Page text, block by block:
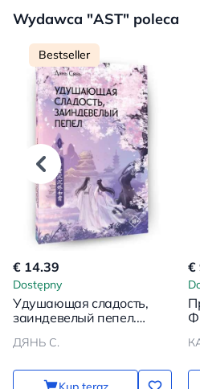
Wydawca "AST" poleca
Bestseller
€ 14.39
Dostępny
Удушающая сладость,
заиндевелый пепел.
ДЯНЬ С.
€